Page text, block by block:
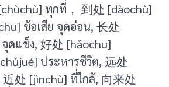
ทุกที่， 到处 [dàochù]
ข้อเสีย จุดอ่อน, 长处
ดแข็ง, 好处 [hǎochu]
ประหารชีวิต, 远处
处 [jìnchù] ที่ใกล้, 向来处